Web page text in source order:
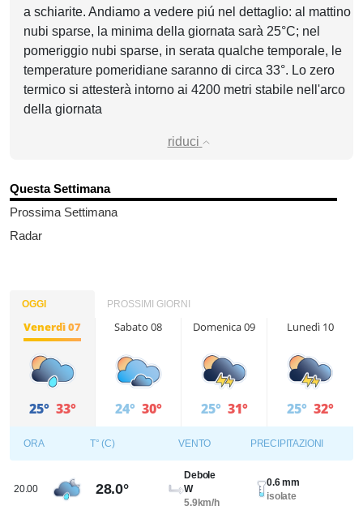
a schiarite. Andiamo a vedere piú nel dettaglio: al mattino
nubi sparse, la minima della giornata sarà 25°C; nel
pomeriggio nubi sparse, in serata qualche temporale, le
temperature pomeridiane saranno di circa 33°. Lo zero
termico si attesterà intorno ai 4200 metri stabile nell'arco
della giornata
riduci
Questa Settimana
Prossima Settimana
Radar
OGGI PROSSIMI GIORNI
Venerdì 07
25° 33°
Sabato 08
24° 30°
Domenica 09
25° 31°
Lunedì 10
25° 32°
ORA T° (C) VENTO PRECIPITAZIONI
20.00 28.0°
Debole
W
5.9km/h
0.6 mm
isolate